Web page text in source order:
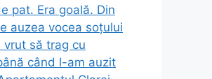
pat. Era goală. Din
auzea vocea soțului
vrut să trag cu
când l-am auzit